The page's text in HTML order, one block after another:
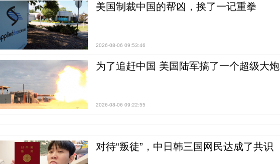
美国制裁中国的帮凶，挨了一记重拳
2026-08-06 09:53:46
为了追赶中国 美国陆军搞了一个超级大炮
2026-08-06 09:22:55
对待“叛徒”，中日韩三国网民达成了共识